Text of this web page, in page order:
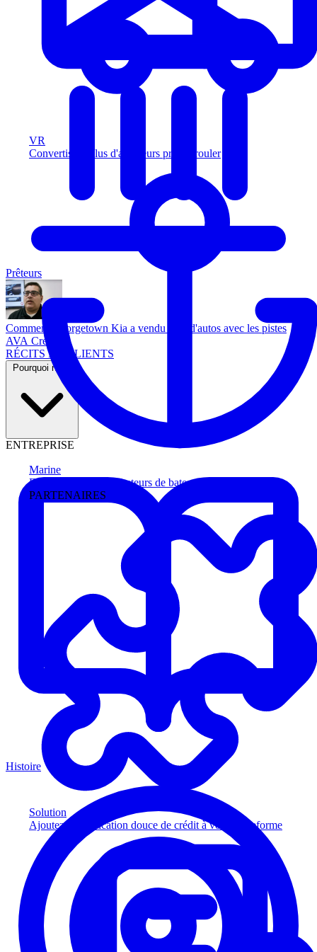
VR
Convertissez plus d'acheteurs prêts à rouler
Marine
Faites avancer les acheteurs de bateau
PARTENAIRES
Solution
Ajoutez la vérification douce de crédit à votre plateforme
Prêteurs
Comment Georgetown Kia a vendu plus d'autos avec les pistes
AVA Credit
RÉCITS DE CLIENTS
Pourquoi nous
ENTREPRISE
Histoire